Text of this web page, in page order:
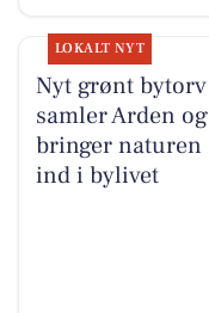
LOKALT NYT
Nyt grønt bytorv
samler Arden og
bringer naturen
ind i bylivet